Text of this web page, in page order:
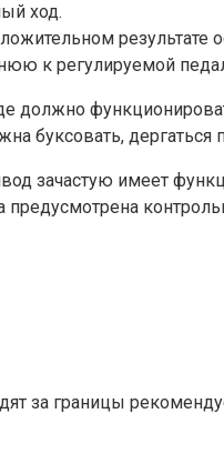
ход.
результате
к регулируемой
должно
буксовать, дергаться
зачастую имеет
за границы